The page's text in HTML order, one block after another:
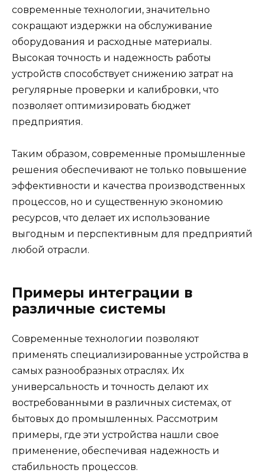
современные технологии, значительно
сокращают издержки на обслуживание
оборудования и расходные материалы.
Высокая точность и надежность работы
устройств способствует снижению затрат на
регулярные проверки и калибровки, что
позволяет оптимизировать бюджет
предприятия.
Таким образом, современные промышленные
решения обеспечивают не только повышение
эффективности и качества производственных
процессов, но и существенную экономию
ресурсов, что делает их использование
выгодным и перспективным для предприятий
любой отрасли.
Примеры интеграции в
различные системы
Современные технологии позволяют
применять специализированные устройства в
самых разнообразных отраслях. Их
универсальность и точность делают их
востребованными в различных системах, от
бытовых до промышленных. Рассмотрим
примеры, где эти устройства нашли свое
применение, обеспечивая надежность и
стабильность процессов.